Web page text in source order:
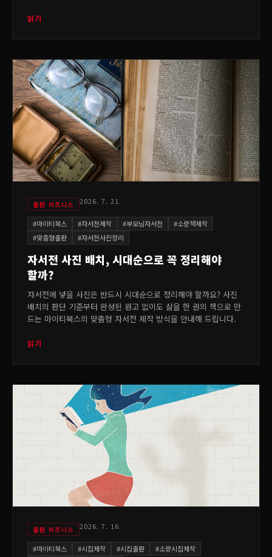
읽기
출판 비즈니스 2026. 7. 21.
#마이티북스 #자서전제작 #부모님자서전 #소량책제작
#맞춤형출판 #자서전사진정리
자서전 사진 배치, 시대순으로 꼭 정리해야
할까?
자서전에 넣을 사진은 반드시 시대순으로 정리해야 할까요? 사진
배치의 판단 기준부터 완성된 원고 없이도 삶을 한 권의 책으로 만
드는 마이티북스의 맞춤형 자서전 제작 방식을 안내해 드립니다.
읽기
출판 비즈니스 2026. 7. 16.
#마이티북스 #시집제작 #시집출판 #소량시집제작